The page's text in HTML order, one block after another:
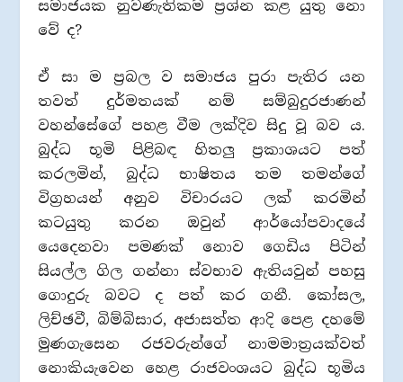
සමාජයක නුවණැතිකම ප්‍රශ්න කළ යුතු නො
වේ ද?
ඒ සා ම ප්‍රබල ව සමාජය පුරා පැතිර යන
තවත් දුර්මතයක් නම් සම්බුදුරජාණන්
වහන්සේගේ පහළ වීම ලක්දිව සිදු වූ බව ය.
බුද්ධ භූමි පිළිබඳ හිතලු ප්‍රකාශයට පත්
කරලමින්, බුද්ධ භාෂිතය තම තමන්ගේ
විග්‍රහයන් අනුව විචාරයට ලක් කරමින්
කටයුතු කරන ඔවුන් ආර්යෝපවාදයේ
යෙදෙනවා පමණක් නොව ගෙඩිය පිටින්
සියල්ල ගිල ගන්නා ස්වභාව ඇතියවුන් පහසු
ගොදුරු බවට ද පත් කර ගනී. කෝසල,
ලිච්ඡවී, බිම්බිසාර, අජාසත්ත ආදි පෙළ දහමේ
මුණගැසෙන රජවරුන්ගේ නාමමාත්‍රයක්වත්
නොකියැවෙන හෙළ රාජවංශයට බුද්ධ භූමිය